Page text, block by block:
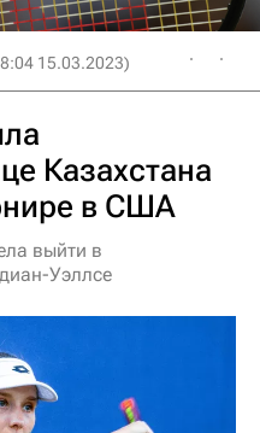
15.03.2023)
Казахстана
в США
выйти в
Уэллсе